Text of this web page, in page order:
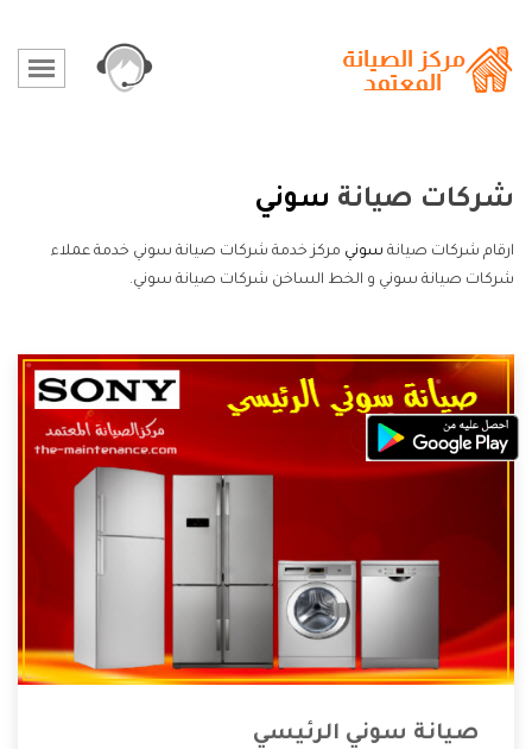
شركات صيانة سوني
ارقام شركات صيانة سوني مركز خدمة شركات صيانة سوني خدمة عملاء
شركات صيانة سوني و الخط الساخن شركات صيانة سوني.
صيانة سوني الرئيسي